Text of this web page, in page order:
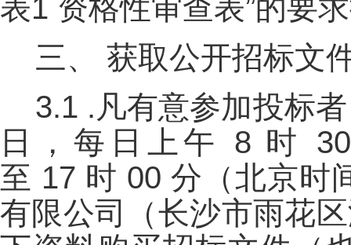
表1 资格性审查表”的要
三、 获取公开招标文
3.1 .凡有意参加投标
日，每日上午 8 时
至 17 时 00 分（北京时
有限公司（长沙市雨花